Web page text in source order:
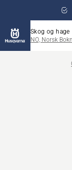
Skog og hage
NO, Norsk